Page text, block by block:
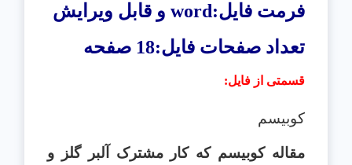
فرمت فایل:word و قابل ویرایش
تعداد صفحات فایل:18 صفحه
قسمتی از فایل:
کوبیسم
مقاله کوبيسم که کار مشترک آلبر گلز و